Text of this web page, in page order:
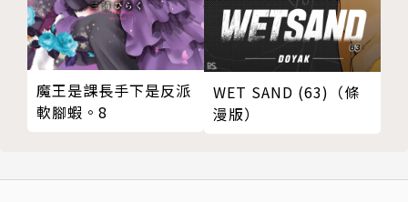
魔王是課長手下是反派
軟腳蝦。8
WET SAND (63)（條
漫版）